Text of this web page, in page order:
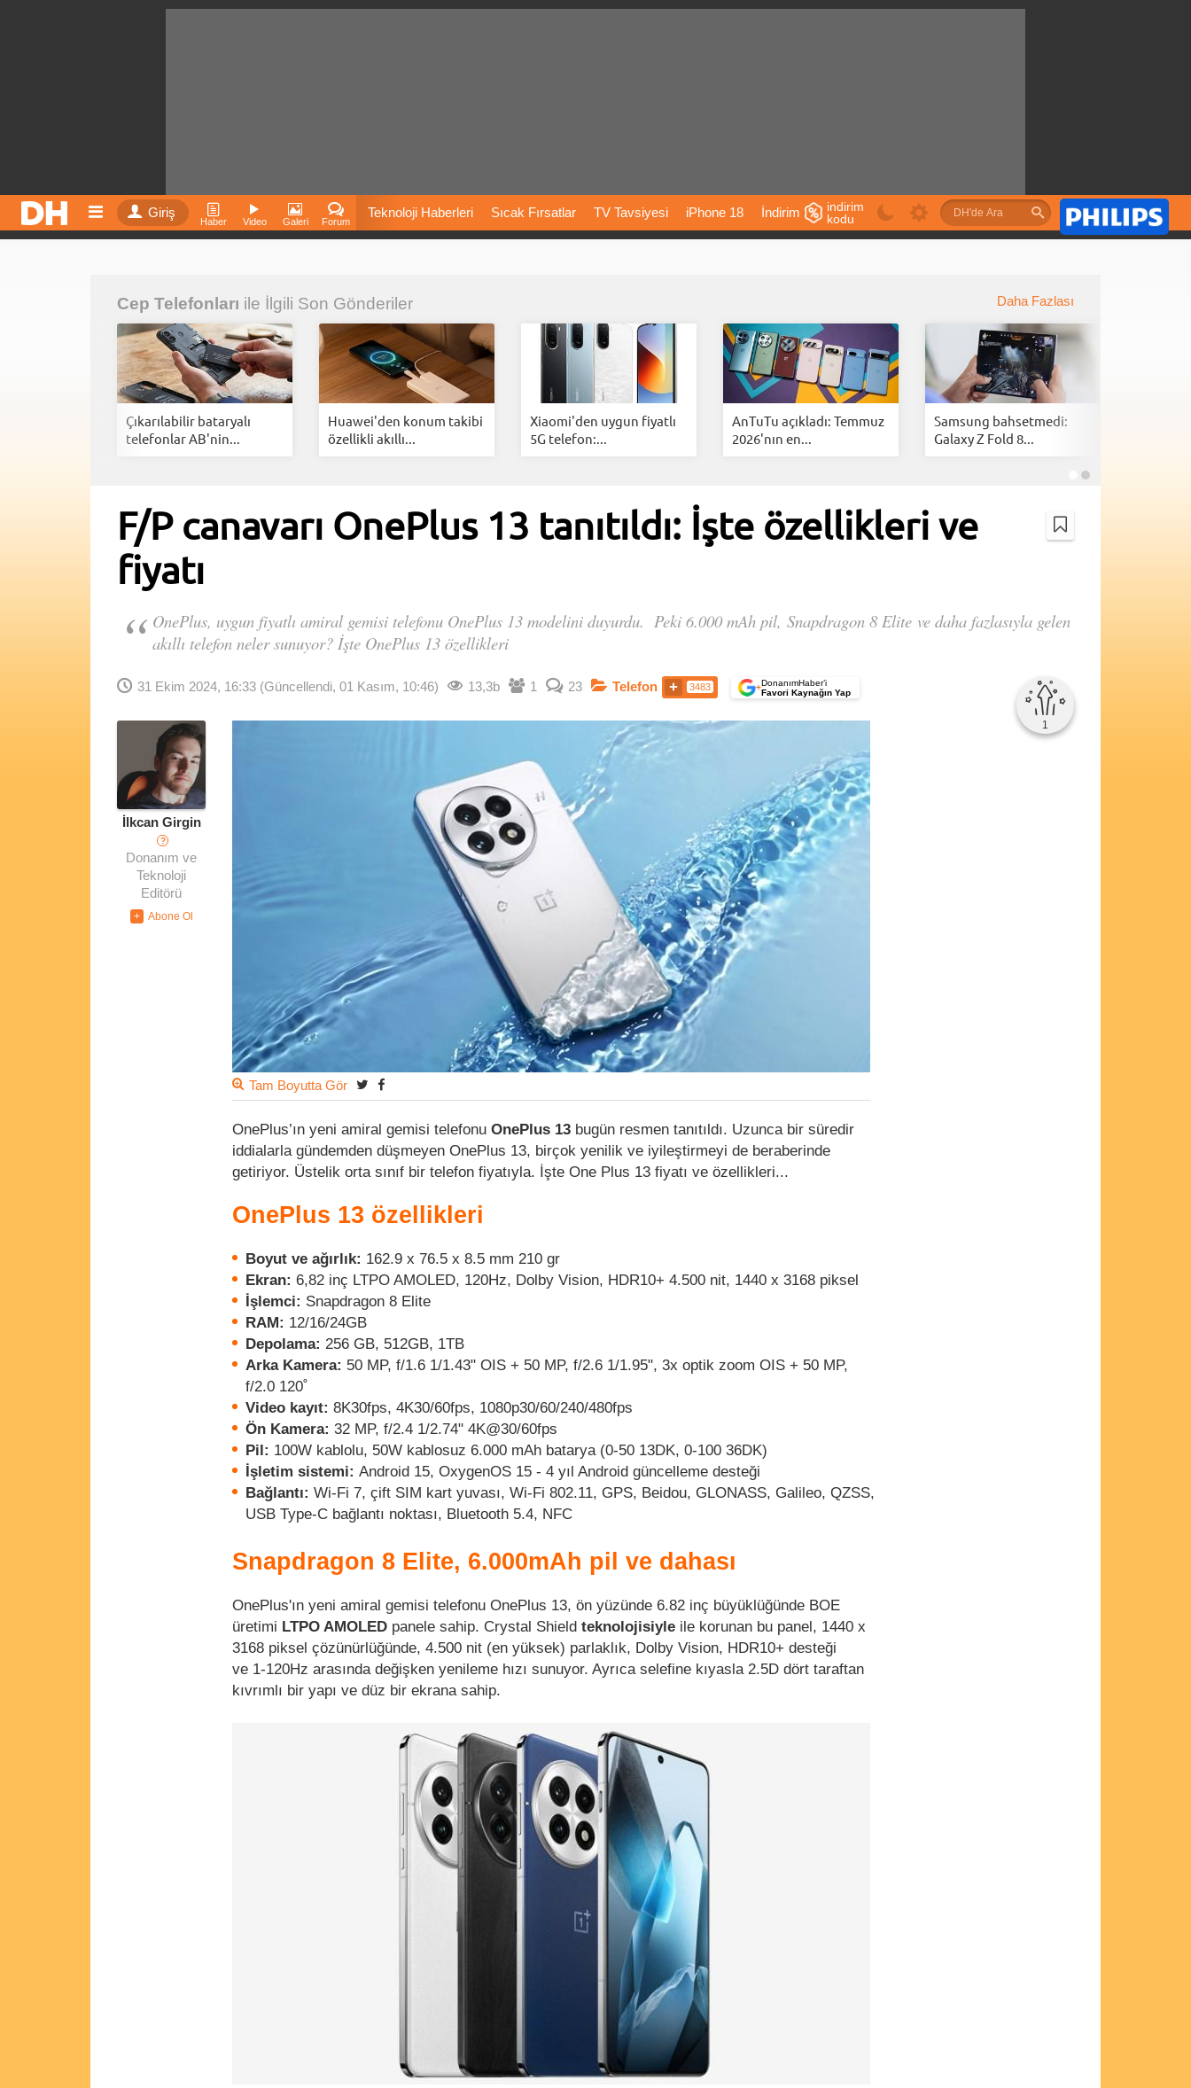
Giriş
Haber Video Galeri Forum
Teknoloji Haberleri Sıcak Fırsatlar TV Tavsiyesi iPhone 18 İndirim
Fiyatları
İnstagram Dondurma İnstagram Çöktü Mü
indirim
kodu
Cep Telefonları ile İlgili Son Gönderiler Daha Fazlası
Çıkarılabilir bataryalı
telefonlar AB'nin...
Huawei'den konum takibi
özellikli akıllı...
Xiaomi'den uygun fiyatlı
5G telefon:...
AnTuTu açıkladı: Temmuz
2026'nın en...
Samsung bahsetmedi:
Galaxy Z Fold 8...
F/P canavarı OnePlus 13 tanıtıldı: İşte özellikleri ve
fiyatı
OnePlus, uygun fiyatlı amiral gemisi telefonu OnePlus 13 modelini duyurdu. Peki 6.000 mAh pil, Snapdragon 8 Elite ve daha fazlasıyla gelen
akıllı telefon neler sunuyor? İşte OnePlus 13 özellikleri
31 Ekim 2024, 16:33 (Güncellendi, 01 Kasım, 10:46) 13,3b 1 23 Telefon 3483 +DonanımHaber’i
Favori Kaynağın Yap
1
İlkcan Girgin
?
Donanım ve
Teknoloji
Editörü
Tam Boyutta Gör
OnePlus’ın yeni amiral gemisi telefonu OnePlus 13 bugün resmen tanıtıldı. Uzunca bir süredir
iddialarla gündemden düşmeyen OnePlus 13, birçok yenilik ve iyileştirmeyi de beraberinde
getiriyor. Üstelik orta sınıf bir telefon fiyatıyla. İşte One Plus 13 fiyatı ve özellikleri...
OnePlus 13 özellikleri
Boyut ve ağırlık: 162.9 x 76.5 x 8.5 mm 210 gr
Ekran: 6,82 inç LTPO AMOLED, 120Hz, Dolby Vision, HDR10+ 4.500 nit, 1440 x 3168 piksel
İşlemci: Snapdragon 8 Elite
RAM: 12/16/24GB
Depolama: 256 GB, 512GB, 1TB
Arka Kamera: 50 MP, f/1.6 1/1.43" OIS + 50 MP, f/2.6 1/1.95", 3x optik zoom OIS + 50 MP,
f/2.0 120˚
Video kayıt: 8K30fps, 4K30/60fps, 1080p30/60/240/480fps
Ön Kamera: 32 MP, f/2.4 1/2.74" 4K@30/60fps
Pil: 100W kablolu, 50W kablosuz 6.000 mAh batarya (0-50 13DK, 0-100 36DK)
İşletim sistemi: Android 15, OxygenOS 15 - 4 yıl Android güncelleme desteği
Bağlantı: Wi-Fi 7, çift SIM kart yuvası, Wi-Fi 802.11, GPS, Beidou, GLONASS, Galileo, QZSS,
USB Type-C bağlantı noktası, Bluetooth 5.4, NFC
Snapdragon 8 Elite, 6.000mAh pil ve dahası
OnePlus'ın yeni amiral gemisi telefonu OnePlus 13, ön yüzünde 6.82 inç büyüklüğünde BOE
üretimi LTPO AMOLED panele sahip. Crystal Shield teknolojisiyle ile korunan bu panel, 1440 x
3168 piksel çözünürlüğünde, 4.500 nit (en yüksek) parlaklık, Dolby Vision, HDR10+ desteği
ve 1-120Hz arasında değişken yenileme hızı sunuyor. Ayrıca selefine kıyasla 2.5D dört taraftan
kıvrımlı bir yapı ve düz bir ekrana sahip.